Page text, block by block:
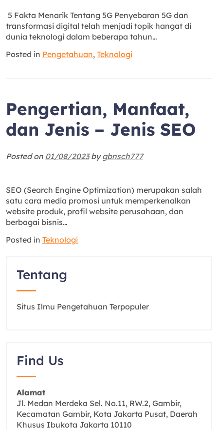
5 Fakta Menarik Tentang 5G Penyebaran 5G dan
transformasi digital telah menjadi topik hangat di
dunia teknologi dalam beberapa tahun…
Posted in Pengetahuan, Teknologi
Pengertian, Manfaat,
dan Jenis – Jenis SEO
Posted on 01/08/2023bygbnsch777
SEO (Search Engine Optimization) merupakan salah
satu cara media promosi untuk memperkenalkan
website produk, profil website perusahaan, dan
berbagai bisnis…
Posted in Teknologi
Tentang
Situs Ilmu Pengetahuan Terpopuler
Find Us
Alamat
Jl. Medan Merdeka Sel. No.11, RW.2, Gambir,
Kecamatan Gambir, Kota Jakarta Pusat, Daerah
Khusus Ibukota Jakarta 10110